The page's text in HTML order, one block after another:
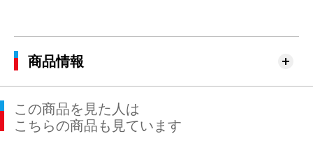
商品情報
この商品を見た人は
こちらの商品も見ています